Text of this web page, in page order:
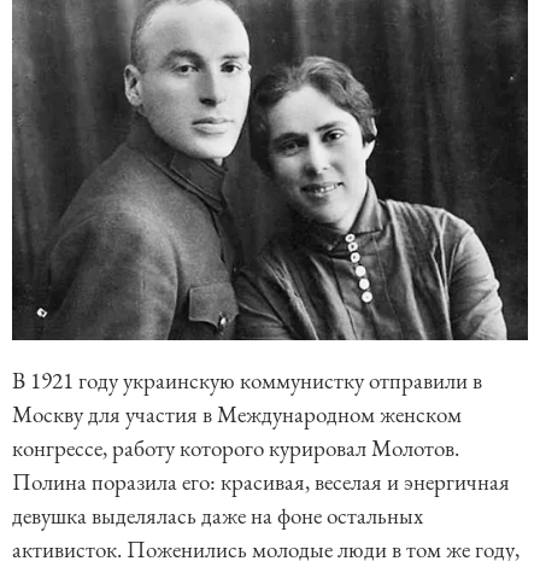
В 1921 году украинскую коммунистку отправили в
Москву для участия в Международном женском
конгрессе, работу которого курировал Молотов.
Полина поразила его: красивая, веселая и энергичная
девушка выделялась даже на фоне остальных
активисток. Поженились молодые люди в том же году,